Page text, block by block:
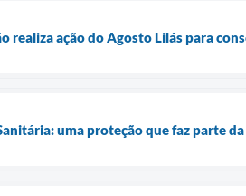
realiza ação do Agosto Lilás para
uma proteção que faz parte